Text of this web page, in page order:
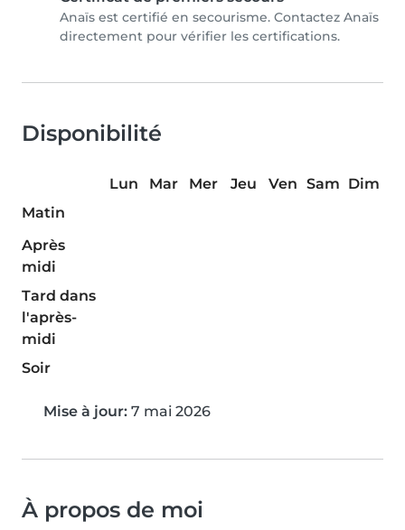
Anaïs est certifié en secourisme. Contactez Anaïs
directement pour vérifier les certifications.
Disponibilité
Lun Mar Mer Jeu Ven Sam Dim
Matin
Après
midi
Tard dans
l'après-
midi
Soir
Mise à jour: 7 mai 2026
À propos de moi